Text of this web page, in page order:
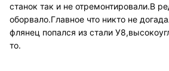
станок так и не отремонтировали.В
оборвало.Главное что никто не
флянец попался из стали
то.